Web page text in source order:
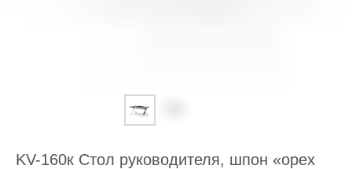
KV-160к Стол руководителя, шпон «орех